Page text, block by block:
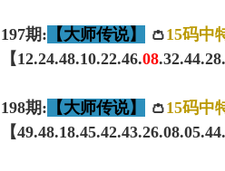
197期: 【大师传说】 👛15码中
【12.24.48.10.22.46.08
198期: 【大师传说】 👛15码中
【